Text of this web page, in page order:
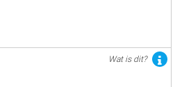
Wat is dit?